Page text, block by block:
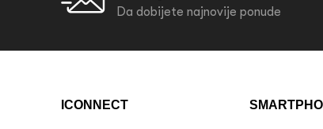
Da dobijete najnovije ponude
ICONNECT